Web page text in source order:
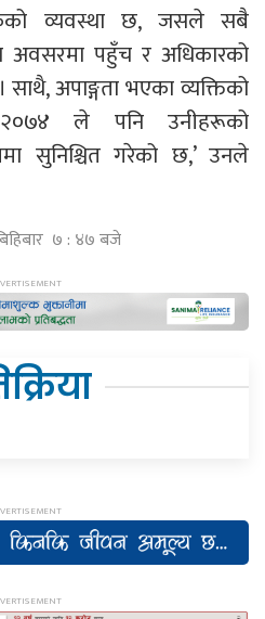
व्यवस्था छ, जसले सबै
अवसरमा पहुँच र अधिकारको
अपाङ्गता भएका व्यक्तिको
२०७४ ले पनि उनीहरूको
सुनिश्चित गरेको छ,’ उनले
७ : ४७ बजे